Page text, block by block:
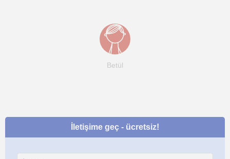
Betül
İletişime geç - ücretsiz!